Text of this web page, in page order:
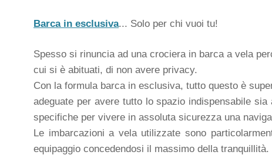
Barca in esclusiva... Solo per chi vuoi tu!
Spesso si rinuncia ad una crociera in barca a vela
cui si è abituati, di non avere privacy.
Con la formula barca in esclusiva, tutto questo è
adeguate per avere tutto lo spazio indispensabile
specifiche per vivere in assoluta sicurezza una
Le imbarcazioni a vela utilizzate sono
equipaggio concedendosi il massimo della tranquillità.